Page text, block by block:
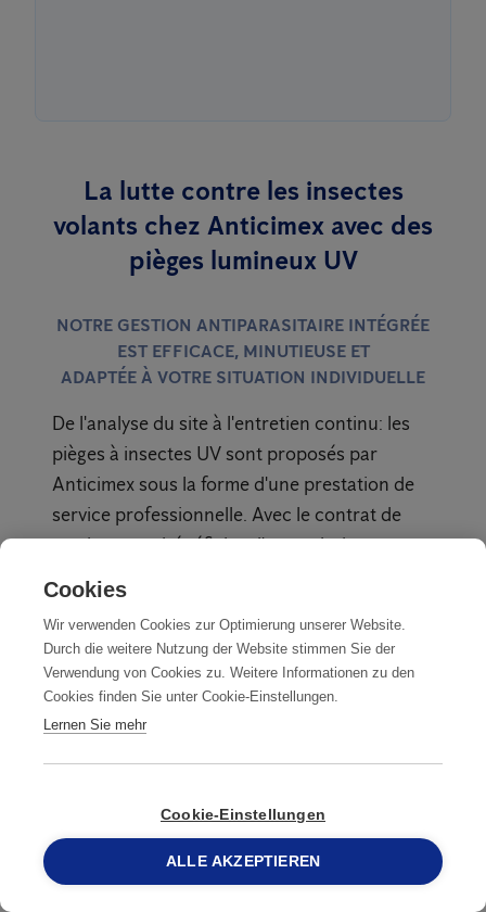
La lutte contre les insectes
volants chez Anticimex avec des
pièges lumineux UV
NOTRE GESTION ANTIPARASITAIRE INTÉGRÉE
EST EFFICACE, MINUTIEUSE ET
ADAPTÉE À VOTRE SITUATION INDIVIDUELLE
De l'analyse du site à l'entretien continu: les
pièges à insectes UV sont proposés par
Anticimex sous la forme d'une prestation de
service professionnelle. Avec le contrat de
service, vous bénéficiez d'une solution sur
mesure, qu'Anticimex entretient et surveille
Analyse du site
NOUS INSPECTONS VOS
ESPACES INTÉRIEURS ET
EMPLACEMENTS
OPTIMAUX
Cookies
Wir verwenden Cookies zur Optimierung unserer Website.
Durch die weitere Nutzung der Website stimmen Sie der
Verwendung von Cookies zu. Weitere Informationen zu den
Cookies finden Sie unter Cookie-Einstellungen.
Lernen Sie mehr
Cookie-Einstellungen
ALLE AKZEPTIEREN
058 387 75 50